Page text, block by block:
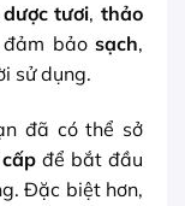
tươi,thảo
đảm bảosạch,
sử dụng.
đã có thể sở
để bắt đầu
Đặc biệt hơn,